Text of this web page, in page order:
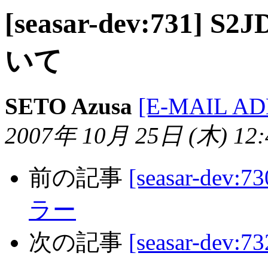
[seasar-dev:731]
いて
SETO Azusa [E-MAIL
2007年 10月 25日 (木)
前の記事 [seasar-
ラー
次の記事 [seasar-